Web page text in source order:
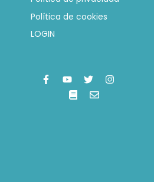
Política de cookies
LOGIN